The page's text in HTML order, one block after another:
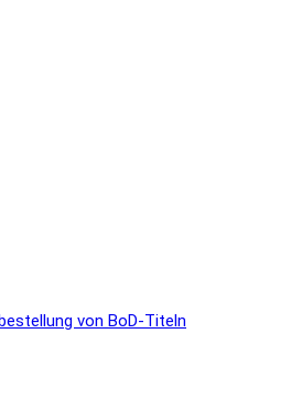
von BoD-Titeln